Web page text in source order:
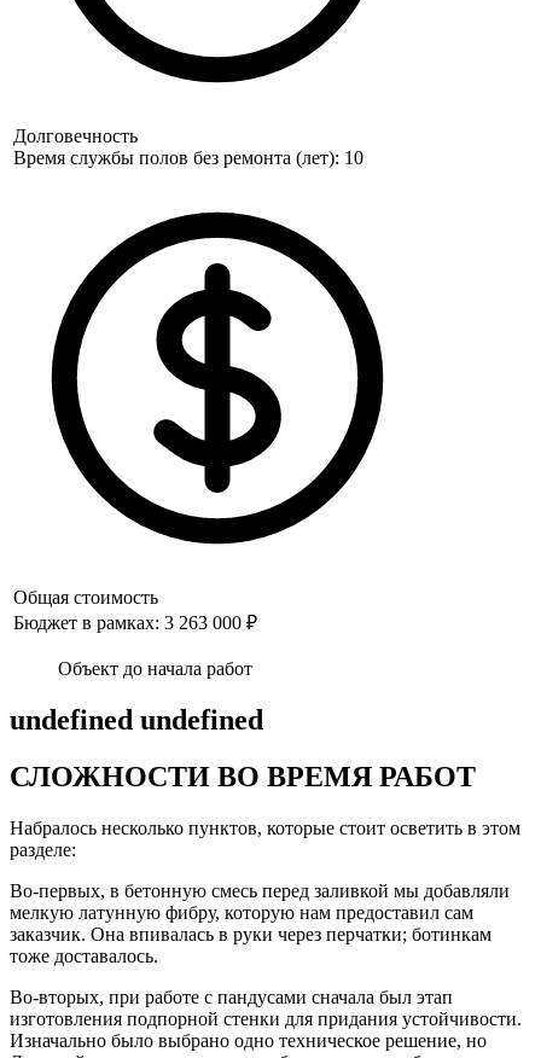
Долговечность
Время службы полов без ремонта (лет): 10
Общая стоимость
Бюджет в рамках: 3 263 000 ₽
Объект до начала работ
undefined undefined
СЛОЖНОСТИ ВО ВРЕМЯ РАБОТ
Набралось несколько пунктов, которые стоит осветить в этом
разделе:
Во-первых, в бетонную смесь перед заливкой мы добавляли
мелкую латунную фибру, которую нам предоставил сам
заказчик. Она впивалась в руки через перчатки; ботинкам
тоже доставалось.
Во-вторых, при работе с пандусами сначала был этап
изготовления подпорной стенки для придания устойчивости.
Изначально было выбрано одно техническое решение, но